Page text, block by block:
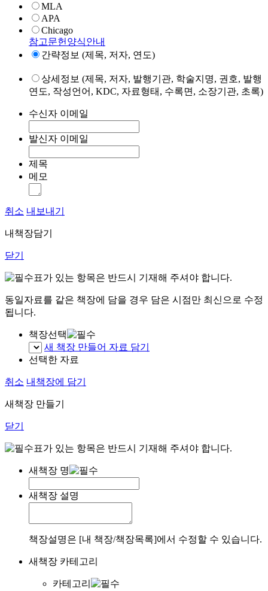
MLA
APA
Chicago
참고문헌양식안내
간략정보 (제목, 저자, 연도)
상세정보 (제목, 저자, 발행기관, 학술지명, 권호, 발행
연도, 작성언어, KDC, 자료형태, 수록면, 소장기관, 초록)
수신자 이메일
발신자 이메일
제목
메모
취소 내보내기
내책장담기
닫기
표가 있는 항목은 반드시 기재해 주셔야 합니다.
동일자료를 같은 책장에 담을 경우 담은 시점만 최신으로 수정
됩니다.
책장선택
새 책장 만들어 자료 담기
선택한 자료
취소 내책장에 담기
새책장 만들기
닫기
표가 있는 항목은 반드시 기재해 주셔야 합니다.
새책장 명
새책장 설명
책장설명은 [내 책장/책장목록]에서 수정할 수 있습니다.
새책장 카테고리
카테고리